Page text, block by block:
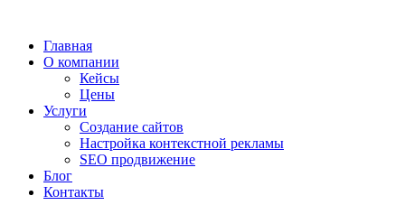
Главная
О компании
Кейсы
Цены
Услуги
Создание сайтов
Настройка контекстной рекламы
SEO продвижение
Блог
Контакты